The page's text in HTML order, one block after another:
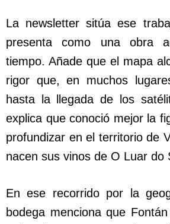
La newsletter sitúa ese
presenta como una obra
tiempo. Añade que el mapa
rigor que, en muchos
hasta la llegada de los
explica que conoció mejor la
profundizar en el territorio de
nacen sus vinos de O Luar do
En ese recorrido por la
bodega menciona que